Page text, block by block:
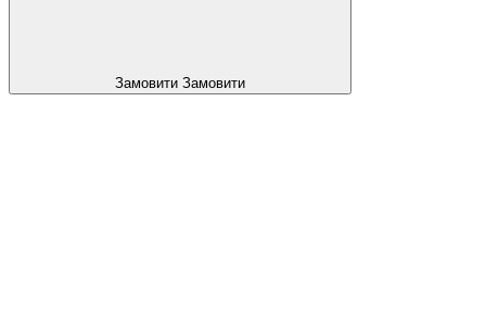
Замовити Замовити